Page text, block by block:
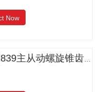
Now